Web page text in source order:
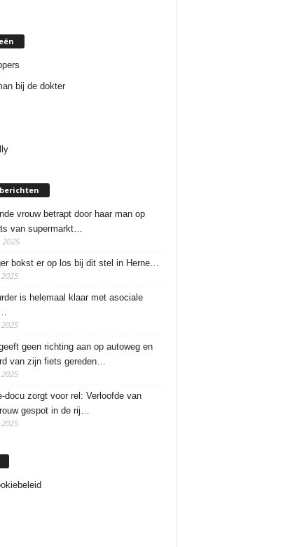
bij de dokter
vrouw betrapt door haar man op
van supermarkt…
bokst er op los bij dit stel in Herne…
is helemaal klaar met asociale
geen richting aan op autoweg en
van zijn fiets gereden…
docu zorgt voor rel: Verloofde van
gespot in de rij…